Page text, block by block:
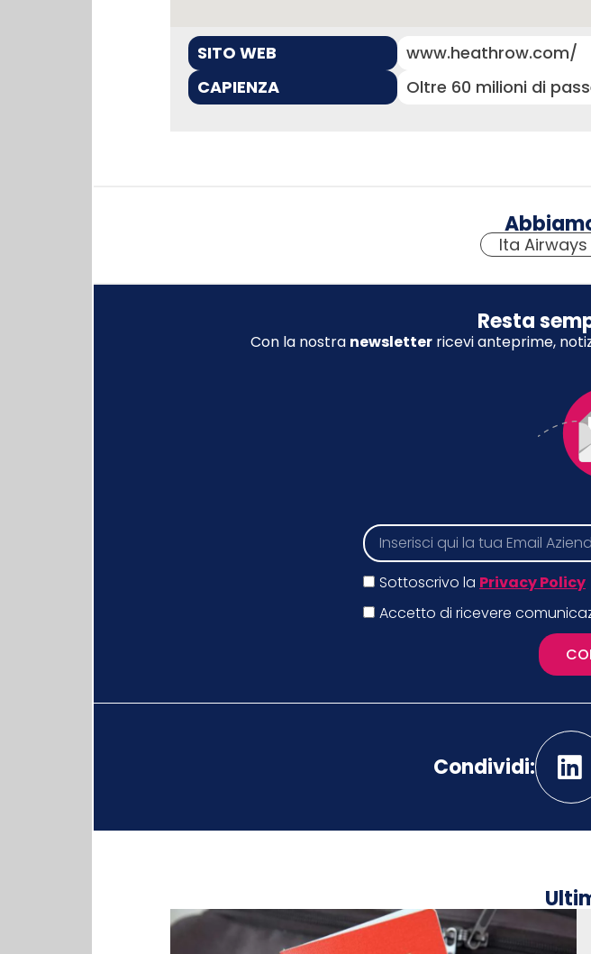
SITO WEB
www.heathrow.com/
CAPIENZA
Oltre 60 milioni di
Ita Airways
Resta
Con la nostra newsletterricevi anteprime,
Sottoscrivo la Privacy Policy
Accetto di ricevere
Condividi: